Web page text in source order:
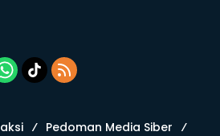
Pedoman Media Siber